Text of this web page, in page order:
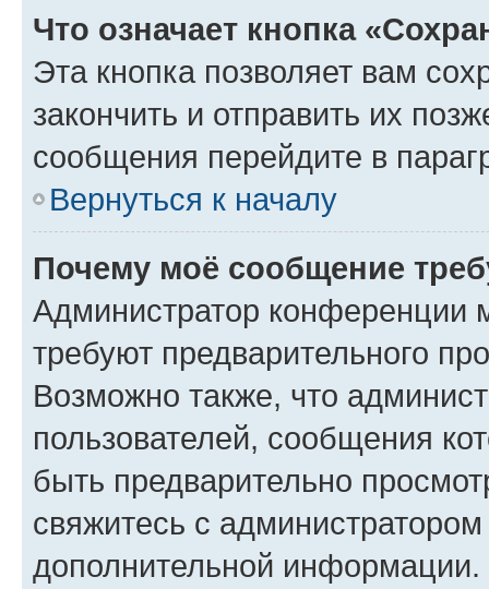
Что означает кнопка
Эта кнопка позволяет вам
закончить и отправить их
сообщения перейдите в
Вернуться к началу
Почему моё сообщение
Администратор конференции
требуют предварительного
Возможно также, что
пользователей, сообщения
быть предварительно
свяжитесь с
дополнительной информации.